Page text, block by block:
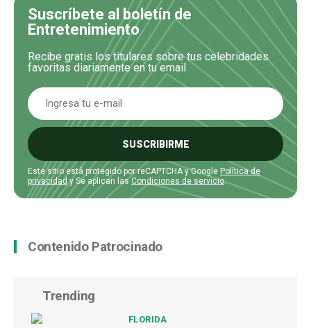
Suscríbete al boletín de
Entretenimiento
Recibe gratis los titulares sobre tus celebridades
favoritas diariamente en tu email
SUSCRIBIRME
Este sitio está protegido por reCAPTCHA y Google Política de
privacidad y Se aplican lasCondiciones de servicio.
Contenido Patrocinado
Trending
FLORIDA